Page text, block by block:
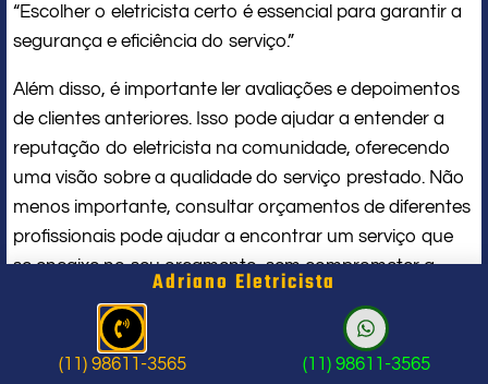
“Escolher o eletricista certo é essencial para garantir a
segurança e eficiência do serviço.”
Além disso, é importante ler avaliações e depoimentos
de clientes anteriores. Isso pode ajudar a entender a
reputação do eletricista na comunidade, oferecendo
uma visão sobre a qualidade do serviço prestado. Não
menos importante, consultar orçamentos de diferentes
profissionais pode ajudar a encontrar um serviço que
se encaixe no seu orçamento, sem comprometer a
Verifique certificações e licenças
Leia avaliações e depoimentos
Adriano Eletricista
(11) 98611-3565 (11) 98611-3565